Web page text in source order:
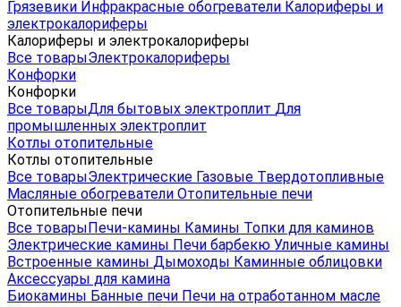
Грязевики Инфракрасные обогреватели Калориферы и
электрокалориферы
Калориферы и электрокалориферы
Все товарыЭлектрокалориферы
Конфорки
Конфорки
Все товарыДля бытовых электроплит Для
промышленных электроплит
Котлы отопительные
Котлы отопительные
Все товарыЭлектрические Газовые Твердотопливные
Масляные обогреватели Отопительные печи
Отопительные печи
Все товарыПечи-камины Камины Топки для каминов
Электрические камины Печи барбекю Уличные камины
Встроенные камины Дымоходы Каминные облицовки
Аксессуары для камина
Биокамины Банные печи Печи на отработанном масле